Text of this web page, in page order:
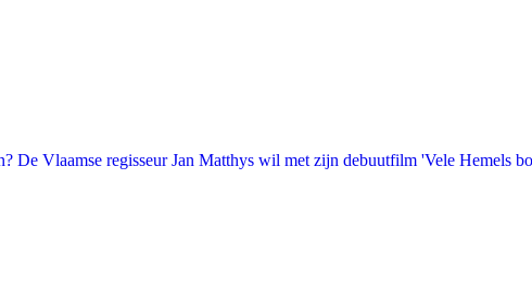
De Vlaamse regisseur Jan Matthys wil met zijn debuutfilm 'Vele Hemels